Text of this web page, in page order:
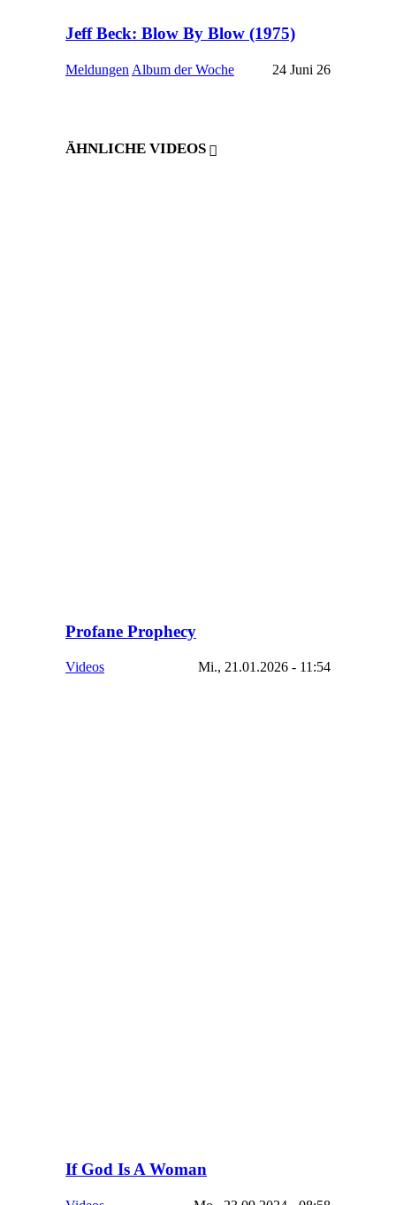
Jeff Beck: Blow By Blow (1975)
Meldungen Album der Woche 24 Juni 26
ÄHNLICHE VIDEOS
Profane Prophecy
Videos Mi., 21.01.2026 - 11:54
If God Is A Woman